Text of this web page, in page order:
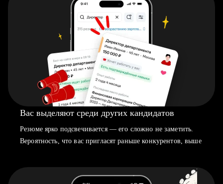
Вас выделяют среди других кандидатов
Резюме ярко подсвечивается — его сложно не заметить.
Вероятность, что вас пригласят раньше конкурентов, выше